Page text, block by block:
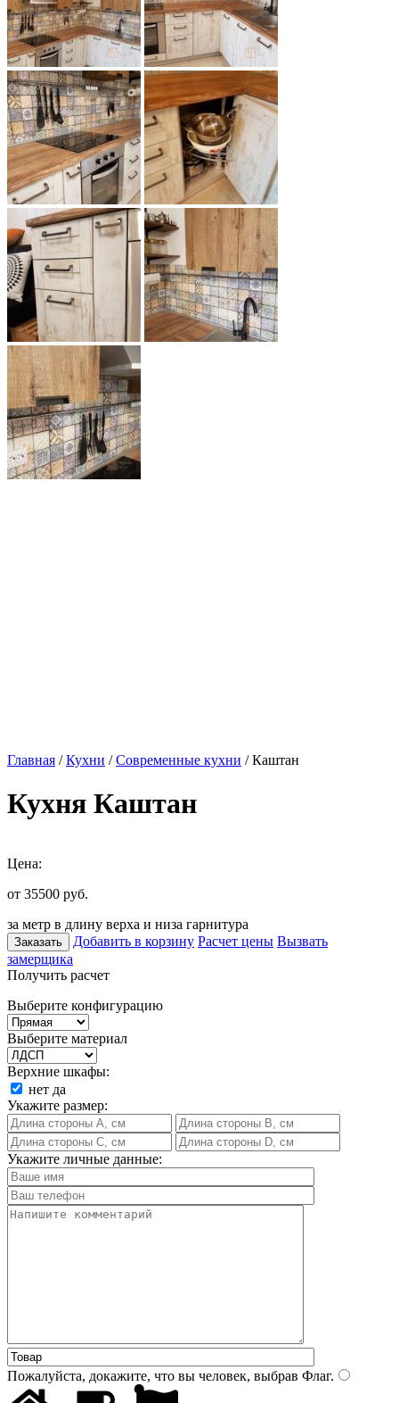
Главная /Кухни /Современные кухни / Каштан
Кухня Каштан
Цена:
от 35500 руб.
за метр в длину верха и низа гарнитура
Заказать Добавить в корзину Расчет цены Вызвать
замерщика
Получить расчет
Выберите конфигурацию
Выберите материал
Верхние шкафы:
нет да
Укажите размер:
Укажите личные данные:
Пожалуйста, докажите, что вы человек, выбрав Флаг.